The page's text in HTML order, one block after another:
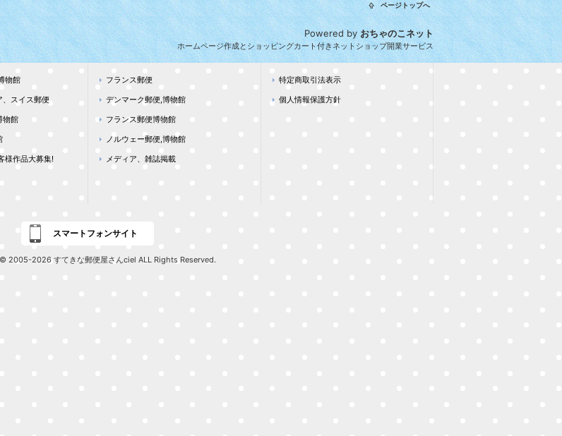
ページトップへ
Powered byおちゃのこネット
ホームページ作成とショッピングカート付きネットショップ開業サービス
物館
、スイス郵便
物館
様作品大募集!
フランス郵便
デンマーク郵便,博物館
フランス郵便博物館
ノルウェー郵便,博物館
メディア、雑誌掲載
特定商取引法表示
個人情報保護方針
スマートフォンサイト
2005-2026 すてきな郵便屋さんciel ALL Rights Reserved.